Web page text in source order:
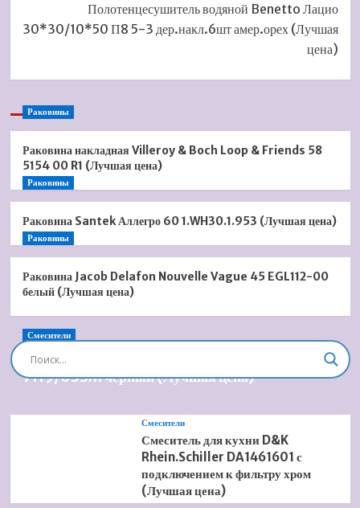
Полотенцесушитель водяной Benetto Лацио
30*30/10*50 П8 5-3 дер.накл.6шт амер.орех (Лучшая
цена)
Раковины
Раковина накладная Villeroy & Boch Loop & Friends 58
5154 00 R1 (Лучшая цена)
Раковины
Раковина Santek Аллегро 60 1.WH30.1.953 (Лучшая цена)
Раковины
Раковина Jacob Delafon Nouvelle Vague 45 EGL112-00
белый (Лучшая цена)
Смесители
Душевая система встроенная Timo Briana SX-
7119/03SM черный (Лучшая цена)
Смесители
Смеситель для кухни D&K
Rhein.Schiller DA1461601 с
подключением к фильтру хром
(Лучшая цена)